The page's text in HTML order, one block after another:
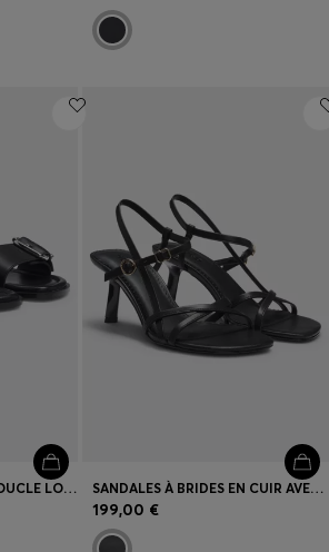
MULES EN CUIR AVEC BOUCLE LOGO SANDALES À BRIDES EN CUIR AVEC TALON ASYMÉTRIQUE
199,00 €